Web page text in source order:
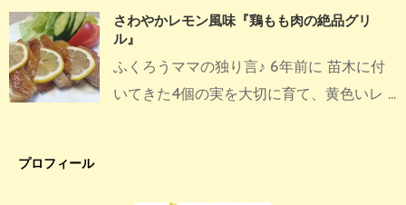
さわやかレモン風味『鶏もも肉の絶品グリ
ル』
ふくろうママの独り言♪ 6年前に 苗木に付
いてきた4個の実を大切に育て、黄色いレ ...
プロフィール